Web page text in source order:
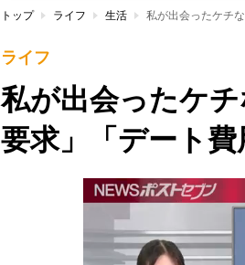
トップ ライフ 生活 私が出会ったケチ
ライフ
私が出会ったケ
要求」「デート